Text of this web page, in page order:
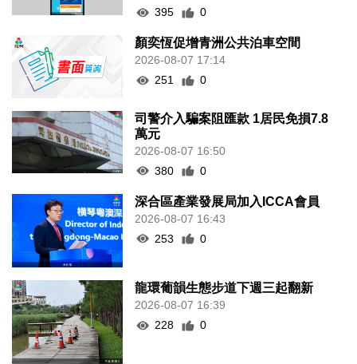
395
0
顏奕恆促增青洲公共泊車空間
2026-08-07 17:14
251
0
司警介入騙案阻匯款 1居民免損7.8
萬元
2026-08-07 16:50
380
0
深合區產業發展局加入ICCA會員
2026-08-07 16:43
253
0
龍環葡韻生態步道下週三起翻新
2026-08-07 16:39
228
0